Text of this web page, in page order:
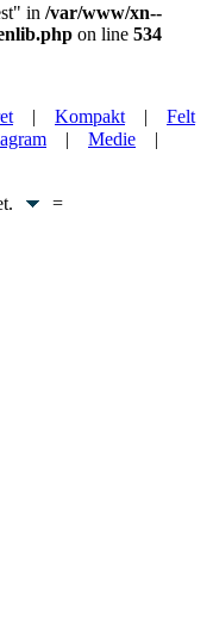
in /var/www/xn--
on line 534
| Kompakt | Felt
| Medie |
=